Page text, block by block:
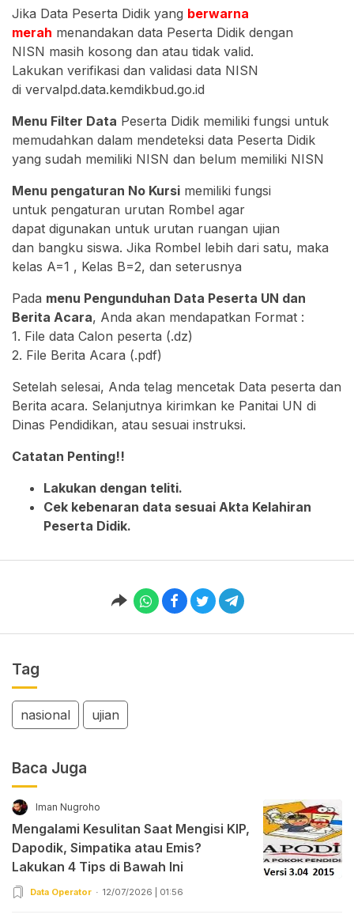
Jika Data Peserta Didik yang berwarna
merah menandakan data Peserta Didik dengan
NISN masih kosong dan atau tidak valid.
Lakukan verifikasi dan validasi data NISN
di vervalpd.data.kemdikbud.go.id
Menu Filter Data Peserta Didik memiliki fungsi untuk
memudahkan dalam mendeteksi data Peserta Didik
yang sudah memiliki NISN dan belum memiliki NISN
Menu pengaturan No Kursi memiliki fungsi
untuk pengaturan urutan Rombel agar
dapat digunakan untuk urutan ruangan ujian
dan bangku siswa. Jika Rombel lebih dari satu, maka
kelas A=1 , Kelas B=2, dan seterusnya
Pada menu Pengunduhan Data Peserta UN dan
Berita Acara, Anda akan mendapatkan Format :
1. File data Calon peserta (.dz)
2. File Berita Acara (.pdf)
Setelah selesai, Anda telag mencetak Data peserta dan
Berita acara. Selanjutnya kirimkan ke Panitai UN di
Dinas Pendidikan, atau sesuai instruksi.
Catatan Penting!!
Lakukan dengan teliti.
Cek kebenaran data sesuai Akta Kelahiran
Peserta Didik.
Tag
nasional ujian
Baca Juga
Iman Nugroho
Mengalami Kesulitan Saat Mengisi KIP,
Dapodik, Simpatika atau Emis?
Lakukan 4 Tips di Bawah Ini
Data Operator 12/07/2026 | 01:56